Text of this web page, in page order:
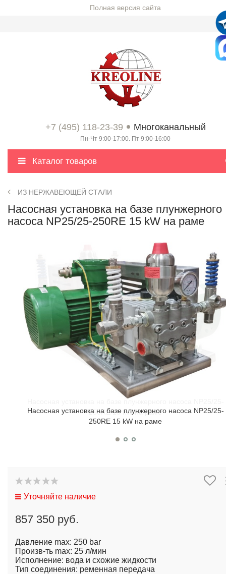
Полная версия сайта
+7 (495) 118-23-39 Многоканальный
Пн-Чт 9:00-17:00. Пт 9:00-16:00
Каталог товаров
ИЗ НЕРЖАВЕЮЩЕЙ СТАЛИ
Насосная установка на базе плунжерного
насоса NP25/25-250RE 15 kW на раме
Насосная установка на базе плунжерного насоса NP25/25-
250RE 15 kW на раме
Уточняйте наличие
857 350 руб.
Давление max: 250 bar
Произв-ть max: 25 л/мин
Исполнение: вода и схожие жидкости
Тип соединения: ременная передача